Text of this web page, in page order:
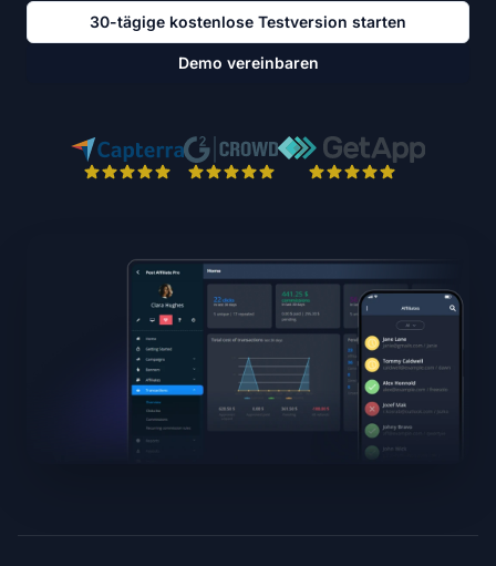
30-tägige kostenlose Testversion starten
Demo vereinbaren